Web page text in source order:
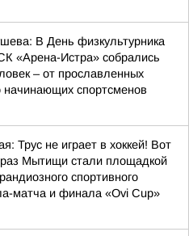
В День физкультурника
«Арена-Истра» собрались
– от прославленных
начинающих спортсменов
Трус не играет в хоккей! Вот
Мытищи стали площадкой
спортивного
матча и финала «Ovi Cup»